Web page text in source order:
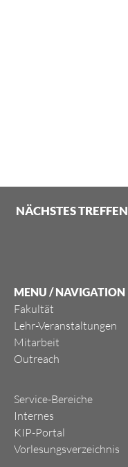
NÄCHSTES TREFFEN
MENU / NAVIGATION
Fakultät
Lehr-Veranstaltungen
Mitarbeit
Outreach
Service-Bereiche
Internes
KIP-Portal
Vorlesungsverzeichnis